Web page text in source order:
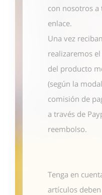
con nosotros a
enlace.
Una vez
realizaremos
del producto
(según la
comisión de
a través de
reembolso.
Tenga en
artículos